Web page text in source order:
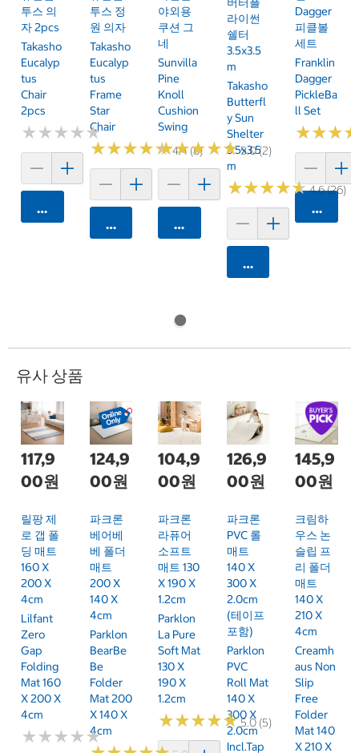
투스 의
자 2pcs
Takasho
Eucalyp
Tus
Chair
2pcs
★★★★★
★★★★★
카트에 담기
투스 정
원 의자
Takasho
Eucalyp
Tus
Frame
Star
Chair
★★★★★
★★★★★4.4 (8)
카트에 담기
야외용
쿠션 그
네
Sunvilla
Pine
Knoll
Cushion
Swing
★★★★★
★★★★★5.0 (2)
카트에 담기
라이썬
쉘터
3.5x3.5
M
Takasho
Butterfl
Y Sun
Shelter
3.5x3.5
M
★★★★★
★★★★★4.6 (26)
카트에 담기
Dagger
피클볼
세트
Franklin
Dagger
PickleBa
Ll Set
★★★
★★★
카트에
유사 상품
117,9
00원
릴팡 제
로 갭 폴
딩 매트
160 X
200 X
4cm
Lilfant
Zero
Gap
Folding
Mat 160
X 200 X
4cm
★★★★★
★★★★★
124,9
00원
파크론
베어베
베 폴더
매트
200 X
140 X
4cm
Parklon
BearBe
Be
Folder
Mat 200
X 140 X
4cm
104,9
00원
파크론
라퓨어
소프트
매트 130
X 190 X
1.2cm
Parklon
La Pure
Soft Mat
130 X
190 X
1.2cm
★★★★★
★★★★★5.0 (5)
126,9
00원
파크론
PVC 롤
매트
140 X
300 X
2.0cm
(테이프
포함)
Parklon
PVC
Roll Mat
140 X
300 X
2.0cm
Incl.tap
145,9
00원
크림하
우스 논
슬립 프
리 폴더
매트
140 X
210 X
4cm
Creamh
Aus Non
Slip
Free
Folder
Mat 140
X 210 X